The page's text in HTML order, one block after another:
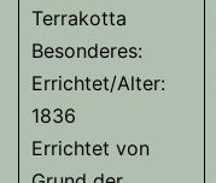
Terrakotta
Besonderes:
Errichtet/Alter:
1836
Errichtet von